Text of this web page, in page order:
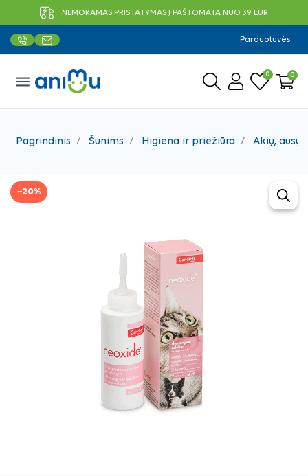
NEMOKAMAS PRISTATYMAS Į PAŠTOMATĄ NUO 39 EUR
Parduotuvės
menu 0 0
Pagrindinis Šunims Higiena ir priežiūra Akių, ausų
−20%